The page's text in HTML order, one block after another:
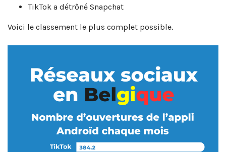
TikTok a détrôné Snapchat
Voici le classement le plus complet possible.